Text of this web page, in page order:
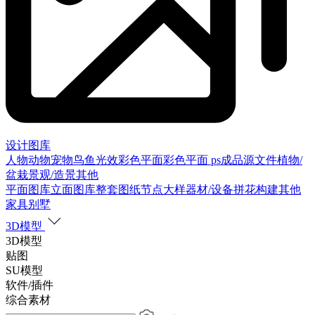
设计图库
人物动物宠物鸟鱼光效彩色平面彩色平面 ps成品源文件植物/
盆栽景观/造景其他
平面图库立面图库整套图纸节点大样器材/设备拼花构建其他
家具别墅
3D模型
3D模型
贴图
SU模型
软件/插件
综合素材